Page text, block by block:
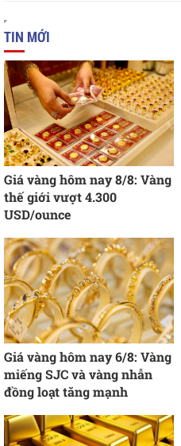
TIN MỚI
Giá vàng hôm nay 8/8: Vàng
thế giới vượt 4.300
USD/ounce
Giá vàng hôm nay 6/8: Vàng
miếng SJC và vàng nhẫn
đồng loạt tăng mạnh